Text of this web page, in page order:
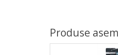
Produse